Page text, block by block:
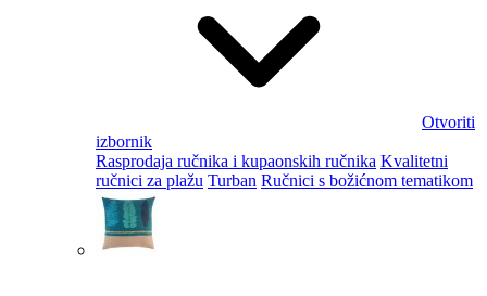
Otvoriti
izbornik
Rasprodaja ručnika i kupaonskih ručnika Kvalitetni
ručnici za plažu Turban Ručnici s božićnom tematikom